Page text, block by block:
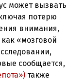
может вызвать
потерю
внимания,
«мозговой
сообщается,
также